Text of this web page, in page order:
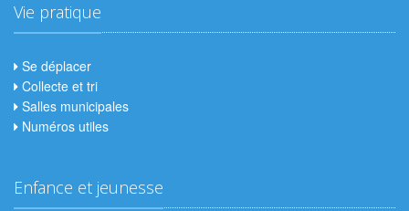
Vie pratique
Se déplacer
Collecte et tri
Salles municipales
Numéros utiles
Enfance et jeunesse